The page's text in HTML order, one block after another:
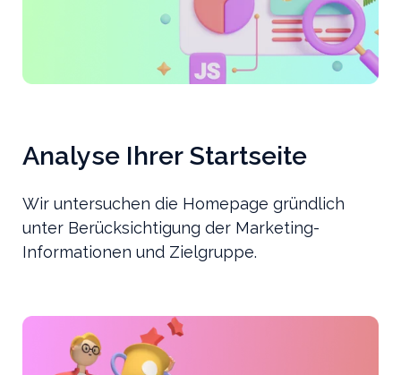
Analyse Ihrer Startseite
Wir untersuchen die Homepage gründlich
unter Berücksichtigung der Marketing-
Informationen und Zielgruppe.